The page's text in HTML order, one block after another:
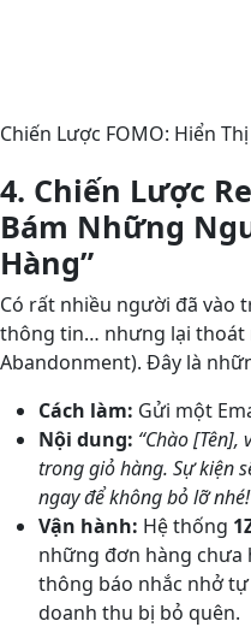
Chiến Lược FOMO: Hiển
4. Chiến Lược
Bám Những
Hàng”
Có rất nhiều người đã vào
thông tin… nhưng lại thoát
Abandonment). Đây là
Cách làm: Gửi một
Nội dung: “Chào
trong giỏ hàng. Sự kiện
ngay để không bỏ lỡ
Vận hành: Hệ thống
những đơn hàng chưa
thông báo nhắc nhở tự
doanh thu bị bỏ quên.